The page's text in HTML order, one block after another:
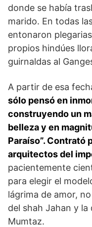
donde se había
marido. En todas
entonaron
propios hindúes
guirnaldas al
A partir de esa
sólo pensó en
construyendo un
belleza y en
Paraíso”. Contrató
arquitectos del
pacientemente
para elegir el
lágrima de amor,
del shah Jahan y la
Mumtaz.